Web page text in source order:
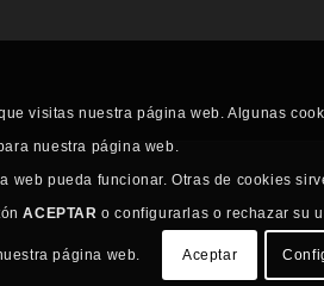
visitas nuestra página web. Algunas
nuestra página web.
pueda funcionar. Otras de cookies
ACEPTAR o configurarlas o rechazar su
página web. Aceptar